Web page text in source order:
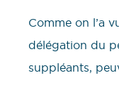
Comme on l’a
délégation du
suppléants,